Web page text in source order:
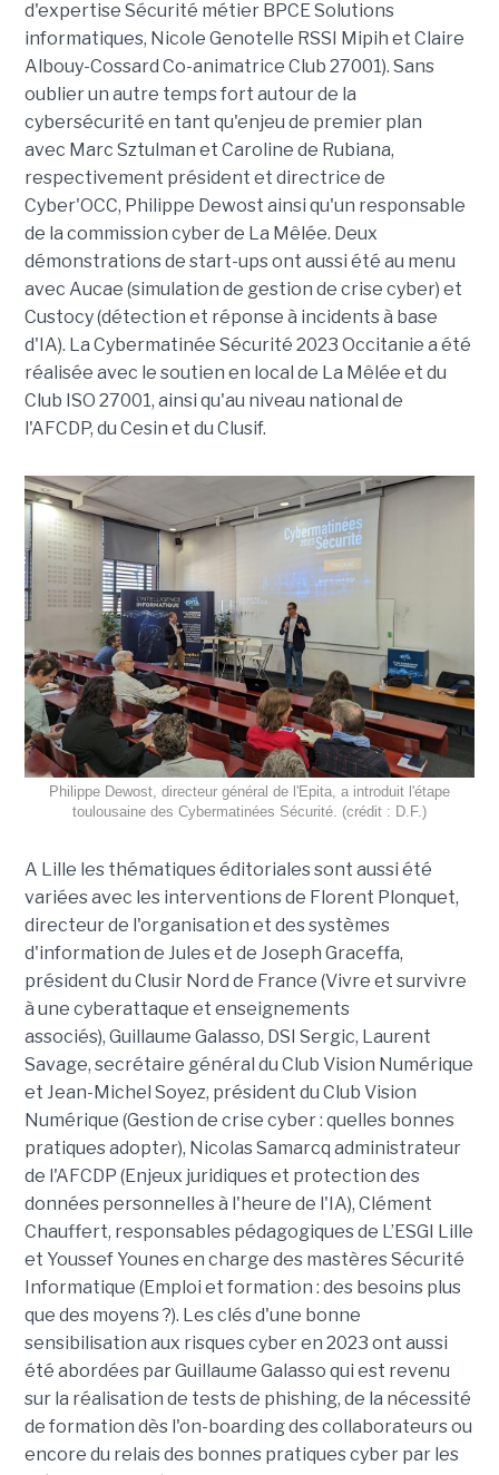
d'expertise Sécurité métier BPCE Solutions
informatiques, Nicole Genotelle RSSI Mipih et Claire
Albouy-Cossard Co-animatrice Club 27001). Sans
oublier un autre temps fort autour de la
cybersécurité en tant qu'enjeu de premier plan
avec Marc Sztulman et Caroline de Rubiana,
respectivement président et directrice de
Cyber'OCC, Philippe Dewost ainsi qu'un responsable
de la commission cyber de La Mêlée. Deux
démonstrations de start-ups ont aussi été au menu
avec Aucae (simulation de gestion de crise cyber) et
Custocy (détection et réponse à incidents à base
d'IA). La Cybermatinée Sécurité 2023 Occitanie a été
réalisée avec le soutien en local de La Mêlée et du
Club ISO 27001, ainsi qu'au niveau national de
l'AFCDP, du Cesin et du Clusif.
Philippe Dewost, directeur général de l'Epita, a introduit l'étape
toulousaine des Cybermatinées Sécurité. (crédit : D.F.)
A Lille les thématiques éditoriales sont aussi été
variées avec les interventions de Florent Plonquet,
directeur de l'organisation et des systèmes
d'information de Jules et de Joseph Graceffa,
président du Clusir Nord de France (Vivre et survivre
à une cyberattaque et enseignements
associés), Guillaume Galasso, DSI Sergic, Laurent
Savage, secrétaire général du Club Vision Numérique
et Jean-Michel Soyez, président du Club Vision
Numérique (Gestion de crise cyber : quelles bonnes
pratiques adopter), Nicolas Samarcq administrateur
de l'AFCDP (Enjeux juridiques et protection des
données personnelles à l'heure de l'IA), Clément
Chauffert, responsables pédagogiques de L’ESGI Lille
et Youssef Younes en charge des mastères Sécurité
Informatique (Emploi et formation : des besoins plus
que des moyens ?). Les clés d'une bonne
sensibilisation aux risques cyber en 2023 ont aussi
été abordées par Guillaume Galasso qui est revenu
sur la réalisation de tests de phishing, de la nécessité
de formation dès l'on-boarding des collaborateurs ou
encore du relais des bonnes pratiques cyber par les